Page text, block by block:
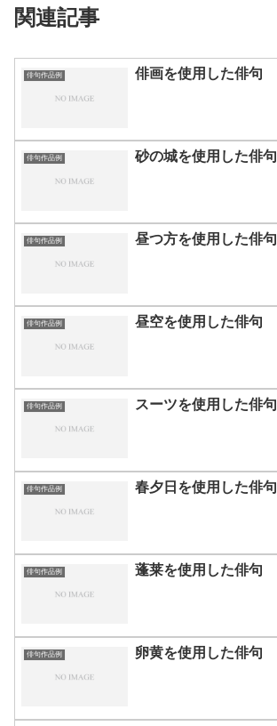
関連記事
俳句作品例 俳画を使用した俳句
俳句作品例 砂の城を使用した俳句
俳句作品例 昼つ方を使用した俳句
俳句作品例 昼空を使用した俳句
俳句作品例 スーツを使用した俳句
俳句作品例 春夕日を使用した俳句
俳句作品例 蓬莱を使用した俳句
俳句作品例 卵黄を使用した俳句